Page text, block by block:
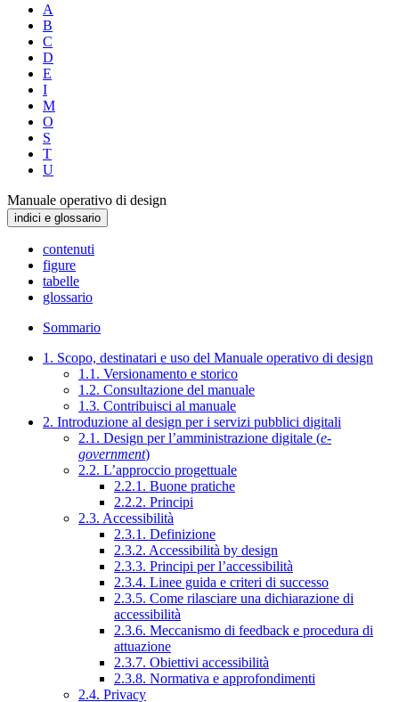
A
B
C
D
E
I
M
O
S
T
U
Manuale operativo di design
indici e glossario
contenuti
figure
tabelle
glossario
Sommario
1. Scopo, destinatari e uso del Manuale operativo di design
1.1. Versionamento e storico
1.2. Consultazione del manuale
1.3. Contribuisci al manuale
2. Introduzione al design per i servizi pubblici digitali
2.1. Design per l’amministrazione digitale (e-
government)
2.2. L’approccio progettuale
2.2.1. Buone pratiche
2.2.2. Principi
2.3. Accessibilità
2.3.1. Definizione
2.3.2. Accessibilità by design
2.3.3. Principi per l’accessibilità
2.3.4. Linee guida e criteri di successo
2.3.5. Come rilasciare una dichiarazione di
accessibilità
2.3.6. Meccanismo di feedback e procedura di
attuazione
2.3.7. Obiettivi accessibilità
2.3.8. Normativa e approfondimenti
2.4. Privacy